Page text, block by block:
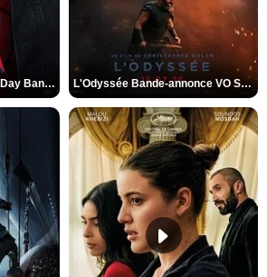
Spider-Man: Brand New Day Bande-annonce VO STFR L'Odyssée Bande-annonce VO STFR